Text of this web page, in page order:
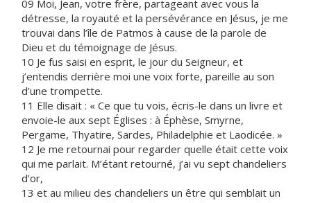
09 Moi, Jean, votre frère, partageant avec vous la
détresse, la royauté et la persévérance en Jésus, je me
trouvai dans l’île de Patmos à cause de la parole de
Dieu et du témoignage de Jésus.
10 Je fus saisi en esprit, le jour du Seigneur, et
j’entendis derrière moi une voix forte, pareille au son
d’une trompette.
11 Elle disait : « Ce que tu vois, écris-le dans un livre et
envoie-le aux sept Églises : à Éphèse, Smyrne,
Pergame, Thyatire, Sardes, Philadelphie et Laodicée. »
12 Je me retournai pour regarder quelle était cette voix
qui me parlait. M’étant retourné, j’ai vu sept chandeliers
d’or,
13 et au milieu des chandeliers un être qui semblait un